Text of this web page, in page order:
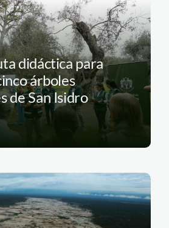
didáctica para
árboles
de San Isidro